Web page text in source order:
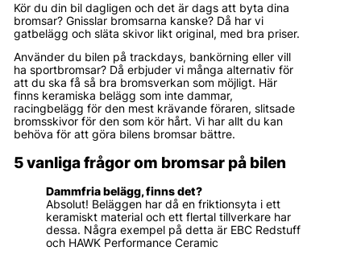
Kör du din bil dagligen och det är dags att byta dina
bromsar? Gnisslar bromsarna kanske? Då har vi
gatbelägg och släta skivor likt original, med bra priser.
Använder du bilen på trackdays, bankörning eller vill
ha sportbromsar? Då erbjuder vi många alternativ för
att du ska få så bra bromsverkan som möjligt. Här
finns keramiska belägg som inte dammar,
racingbelägg för den mest krävande föraren, slitsade
bromsskivor för den som kör hårt. Vi har allt du kan
behöva för att göra bilens bromsar bättre.
5 vanliga frågor om bromsar på bilen
Dammfria belägg, finns det?
Absolut! Beläggen har då en friktionsyta i ett
keramiskt material och ett flertal tillverkare har
dessa. Några exempel på detta är EBC Redstuff
och HAWK Performance Ceramic